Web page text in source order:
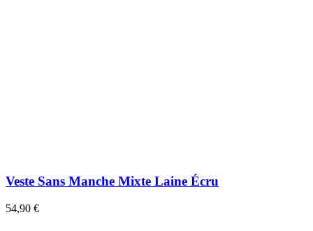
Veste Sans Manche Mixte Laine Écru
54,90 €